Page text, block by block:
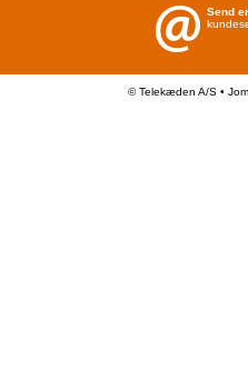
Send
© Telekæden A/S •